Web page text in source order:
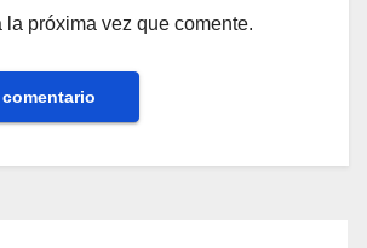
la próxima vez que comente.